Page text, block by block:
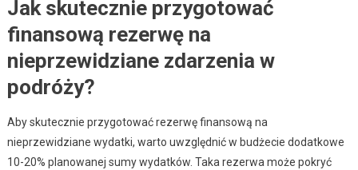
Jak skutecznie przygotować
finansową rezerwę na
nieprzewidziane zdarzenia w
podróży?
Aby skutecznie przygotować rezerwę finansową na
nieprzewidziane wydatki, warto uwzględnić w budżecie dodatkowe
10-20% planowanej sumy wydatków. Taka rezerwa może pokryć